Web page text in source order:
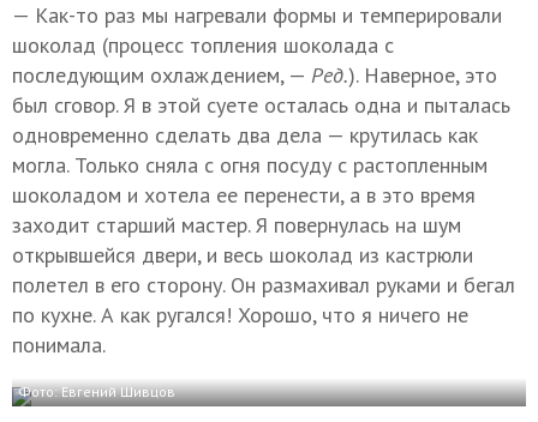
— Как-то раз мы нагревали формы и темперировали
шоколад (процесс топления шоколада с
последующим охлаждением, — Ред.). Наверное, это
был сговор. Я в этой суете осталась одна и пыталась
одновременно сделать два дела — крутилась как
могла. Только сняла с огня посуду с растопленным
шоколадом и хотела ее перенести, а в это время
заходит старший мастер. Я повернулась на шум
открывшейся двери, и весь шоколад из кастрюли
полетел в его сторону. Он размахивал руками и бегал
по кухне. А как ругался! Хорошо, что я ничего не
понимала.
Фото: Евгений Шивцов